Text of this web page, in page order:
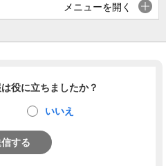
メニューを開く
役に立ちましたか？
いいえ
する